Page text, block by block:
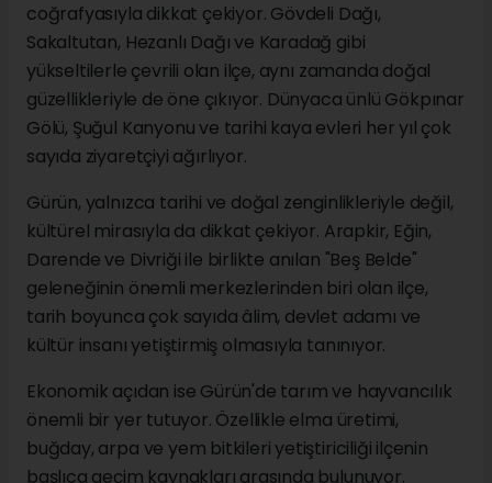
coğrafyasıyla dikkat çekiyor. Gövdeli Dağı,
Sakaltutan, Hezanlı Dağı ve Karadağ gibi
yükseltilerle çevrili olan ilçe, aynı zamanda doğal
güzellikleriyle de öne çıkıyor. Dünyaca ünlü Gökpınar
Gölü, Şuğul Kanyonu ve tarihi kaya evleri her yıl çok
sayıda ziyaretçiyi ağırlıyor.
Gürün, yalnızca tarihi ve doğal zenginlikleriyle değil,
kültürel mirasıyla da dikkat çekiyor. Arapkir, Eğin,
Darende ve Divriği ile birlikte anılan "Beş Belde"
geleneğinin önemli merkezlerinden biri olan ilçe,
tarih boyunca çok sayıda âlim, devlet adamı ve
kültür insanı yetiştirmiş olmasıyla tanınıyor.
Ekonomik açıdan ise Gürün'de tarım ve hayvancılık
önemli bir yer tutuyor. Özellikle elma üretimi,
buğday, arpa ve yem bitkileri yetiştiriciliği ilçenin
başlıca geçim kaynakları arasında bulunuyor.